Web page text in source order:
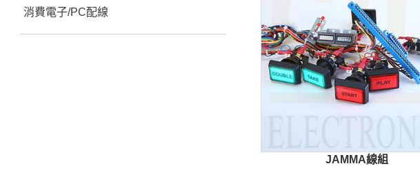
消費電子/PC配線
JAMMA線組